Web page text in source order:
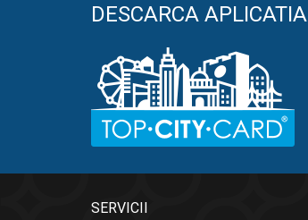
DESCARCA APLICATIA
SERVICII